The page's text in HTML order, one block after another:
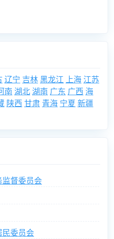
辽宁 吉林黑龙江 上海 江苏
南 湖北湖南 广东 广西 海
陕西 甘肃 青海 宁夏 新疆
督委员会
民委员会